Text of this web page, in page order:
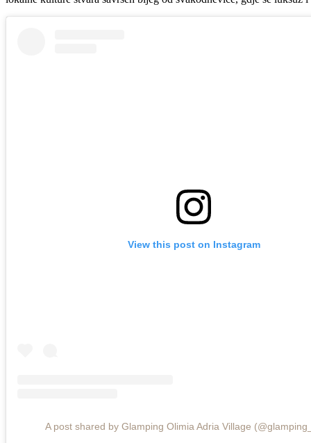
View this post on Instagram
A post shared by Glamping Olimia Adria Village